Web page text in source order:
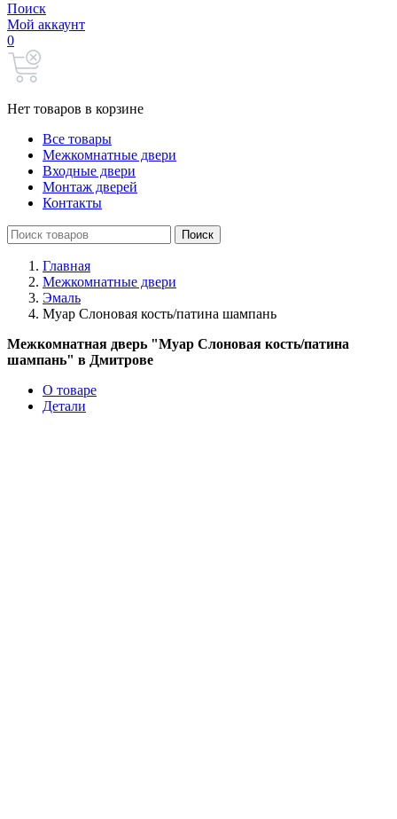
Поиск
Мой аккаунт
0
Нет товаров в корзине
Все товары
Межкомнатные двери
Входные двери
Монтаж дверей
Контакты
Search
for:
Поиск
Главная
Межкомнатные двери
Эмаль
Муар Слоновая кость/патина шампань
Межкомнатная дверь "Муар Слоновая кость/патина
шампань" в Дмитрове
О товаре
Детали